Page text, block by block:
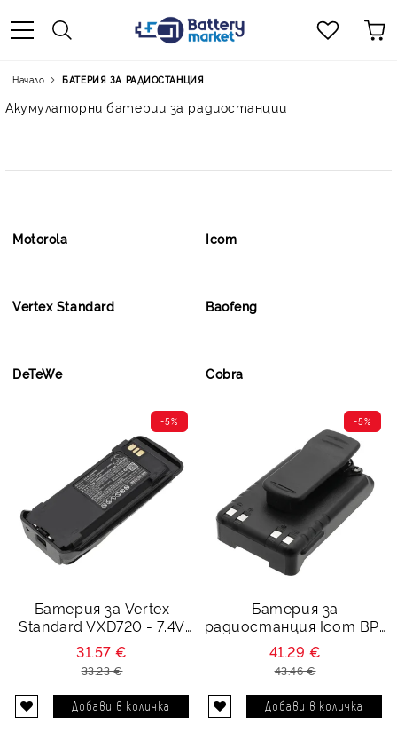
Начало БАТЕРИЯ ЗА РАДИОСТАНЦИЯ
Акумулаторни батерии за радиостанции
Motorola Icom
Vertex Standard Baofeng
DeTeWe Cobra
Батерия за Vertex
Standard VXD720 - 7.4V
2600 mAh
-5%
31.57 €
33.23 €
Батерия за
радиостанция Icom BP-
220 BP-227 - 7.2V 1800
mAh
-5%
41.29 €
43.46 €